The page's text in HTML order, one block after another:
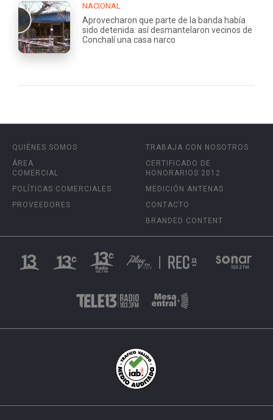
NACIONAL
Aprovecharon que parte de la banda había
sido detenida: así desmantelaron vecinos de
Conchalí una casa narco
QUIÉNES SOMOS
ÁREA
COMERCIAL
POLÍTICAS COMERCIALES
PROVEEDORES
TRABAJA CON NOSOTROS
CERTIFICADO DE
HONORARIOS 2012
MEDICIÓN ANTENAS
CONTACTO
BRANDED CONTENT